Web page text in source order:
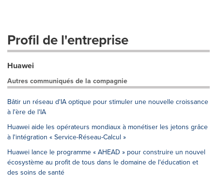
Profil de l'entreprise
Huawei
Autres communiqués de la compagnie
Bâtir un réseau d'IA optique pour stimuler une nouvelle croissance
à l'ère de l'IA
Huawei aide les opérateurs mondiaux à monétiser les jetons grâce
à l'intégration « Service-Réseau-Calcul »
Huawei lance le programme « AHEAD » pour construire un nouvel
écosystème au profit de tous dans le domaine de l'éducation et
des soins de santé